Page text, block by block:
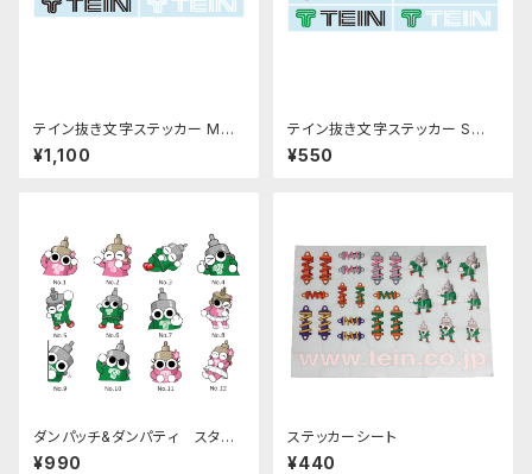
テイン抜き文字ステッカー Mサ
イズ
¥1,100
テイン抜き文字ステッカー Sサ
イズ
¥550
ダンパッチ&ダンパティ スタン
プステッカー 全12種
¥990
ステッカーシート
¥440